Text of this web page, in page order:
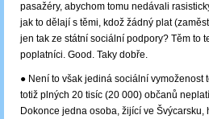
pasažéry, abychom tomu nedávali
jak to dělají s těmi, kdož žádný plat
jen tak ze státní sociální podpory? Těm to
poplatníci. Good. Taky dobře.
● Není to však jediná sociální
totiž plných 20 tisíc (20 000) občanů
Dokonce jedna osoba, žijící ve